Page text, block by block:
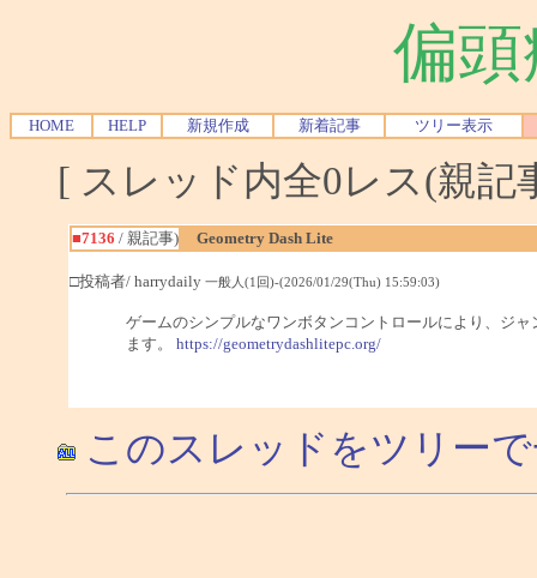
偏
HOME HELP 新規作成 新着記事 ツリー表示
[ スレッド内全0レス(親
■7136 / 親記事) Geometry Dash Lite
□投稿者/ harrydaily 一般人(1回)-(2026/01/29(Thu) 15:59:03)
ゲームのシンプルなワンボタンコントロールにより、ジ
ます。 https://geometrydashlitepc.org/
このスレッドをツリー